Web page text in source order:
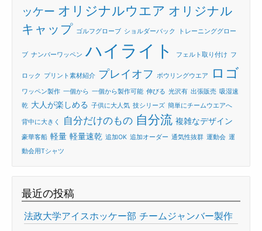
ッケー オリジナルウエア オリジナル
キャップ ゴルフグローブ ショルダーバック トレーニンググロー
ブ ナンバーワッペン ハイライト フェルト取り付け フ
ロック プリント素材紹介 プレイオフ ボウリングウエア ロゴ
ワッペン製作 一個から 一個から製作可能 伸びる 光沢有 出張販売 吸湿速
乾 大人が楽しめる 子供に大人気 技シリーズ 簡単にチームウエアへ
背中に大きく 自分だけのもの 自分流 複雑なデザイン
豪華客船 軽量 軽量速乾 追加OK 追加オーダー 通気性抜群 運動会 運
動会用Tシャツ
最近の投稿
法政大学アイスホッケー部 チームジャンバー製作